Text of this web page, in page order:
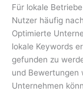
Für lokale
Nutzer häufig
Optimierte
lokale Keywords
gefunden zu
und Bewertungen
Unternehmen